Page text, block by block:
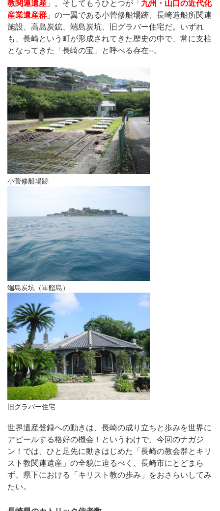
教関連遺産 」。そしてもうひとつが「 九州・山口の近代化
産業遺産群 」の一翼である小菅修船場跡、長崎造船所関連
施設、高島炭鉱、端島炭坑、旧グラバー住宅だ。いずれ
も、長崎という町が形成されてきた歴史の中で、常に支柱
となってきた「長崎の宝」と呼べる存在--。
小菅修船場跡
端島炭坑（軍艦島）
旧グラバー住宅
世界遺産登録への動きは、長崎の成り立ちと歩みを世界に
アピールする格好の機会！というわけで、今回のナガジ
ン！では、ひと足先に動きはじめた「長崎の教会群とキリ
スト教関連遺産」の全貌に迫るべく、長崎市にとどまら
ず、県下における「キリスト教の歩み」をおさらいしてみ
たい。